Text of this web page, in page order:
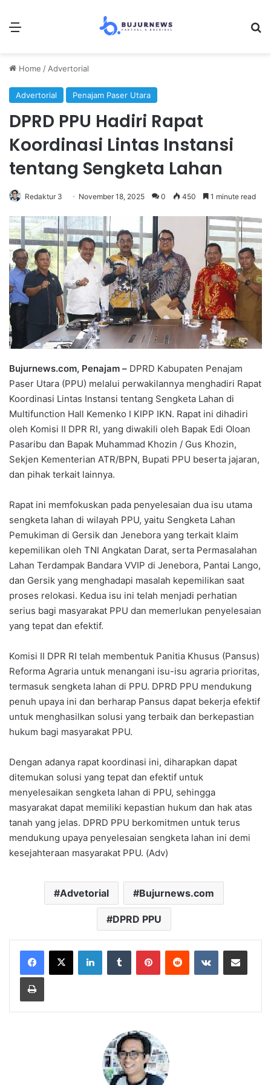
Menu
Home / Advertorial
Advertorial Penajam Paser Utara
DPRD PPU Hadiri Rapat
Koordinasi Lintas Instansi
tentang Sengketa Lahan
Redaktur 3 November 18, 2025 0 450 1 minute read
Bujurnews.com, Penajam – DPRD Kabupaten Penajam
Paser Utara (PPU) melalui perwakilannya menghadiri Rapat
Koordinasi Lintas Instansi tentang Sengketa Lahan di
Multifunction Hall Kemenko I KIPP IKN. Rapat ini dihadiri
oleh Komisi II DPR RI, yang diwakili oleh Bapak Edi Oloan
Pasaribu dan Bapak Muhammad Khozin / Gus Khozin,
Sekjen Kementerian ATR/BPN, Bupati PPU beserta jajaran,
dan pihak terkait lainnya.
Rapat ini memfokuskan pada penyelesaian dua isu utama
sengketa lahan di wilayah PPU, yaitu Sengketa Lahan
Pemukiman di Gersik dan Jenebora yang terkait klaim
kepemilikan oleh TNI Angkatan Darat, serta Permasalahan
Lahan Terdampak Bandara VVIP di Jenebora, Pantai Lango,
dan Gersik yang menghadapi masalah kepemilikan saat
proses relokasi. Kedua isu ini telah menjadi perhatian
serius bagi masyarakat PPU dan memerlukan penyelesaian
yang tepat dan efektif.
Komisi II DPR RI telah membentuk Panitia Khusus (Pansus)
Reforma Agraria untuk menangani isu-isu agraria prioritas,
termasuk sengketa lahan di PPU. DPRD PPU mendukung
penuh upaya ini dan berharap Pansus dapat bekerja efektif
untuk menghasilkan solusi yang terbaik dan berkepastian
hukum bagi masyarakat PPU.
Dengan adanya rapat koordinasi ini, diharapkan dapat
ditemukan solusi yang tepat dan efektif untuk
menyelesaikan sengketa lahan di PPU, sehingga
masyarakat dapat memiliki kepastian hukum dan hak atas
tanah yang jelas. DPRD PPU berkomitmen untuk terus
mendukung upaya penyelesaian sengketa lahan ini demi
kesejahteraan masyarakat PPU. (Adv)
Advetorial Bujurnews.com
DPRD PPU
LinkedInTumblr PinterestReddit VKontakteShare via Email
Print